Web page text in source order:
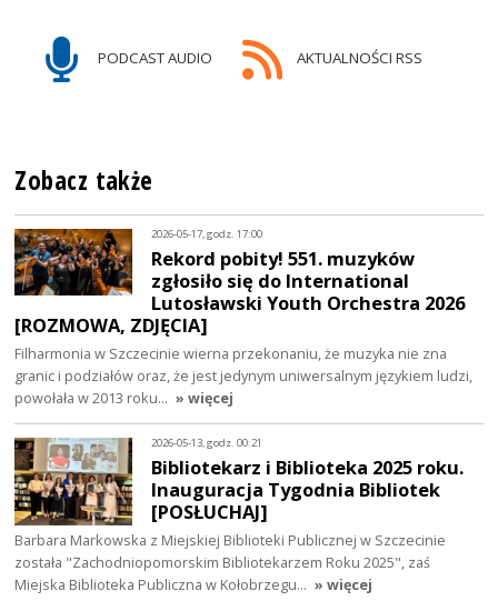
PODCAST AUDIO AKTUALNOŚCI RSS
Zobacz także
2026-05-17, godz. 17:00
Rekord pobity! 551. muzyków
zgłosiło się do International
Lutosławski Youth Orchestra 2026
[ROZMOWA, ZDJĘCIA]
Filharmonia w Szczecinie wierna przekonaniu, że muzyka nie zna
granic i podziałów oraz, że jest jedynym uniwersalnym językiem ludzi,
powołała w 2013 roku… » więcej
2026-05-13, godz. 00:21
Bibliotekarz i Biblioteka 2025 roku.
Inauguracja Tygodnia Bibliotek
[POSŁUCHAJ]
Barbara Markowska z Miejskiej Biblioteki Publicznej w Szczecinie
została "Zachodniopomorskim Bibliotekarzem Roku 2025", zaś
Miejska Biblioteka Publiczna w Kołobrzegu… » więcej